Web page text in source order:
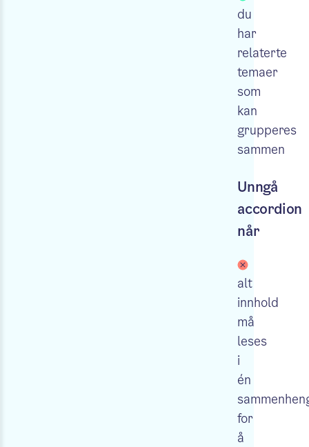
du
har
relaterte
temaer
som
kan
grupperes
sammen
Unngå
accordion
når
alt
innhold
må
leses
i
én
for
å